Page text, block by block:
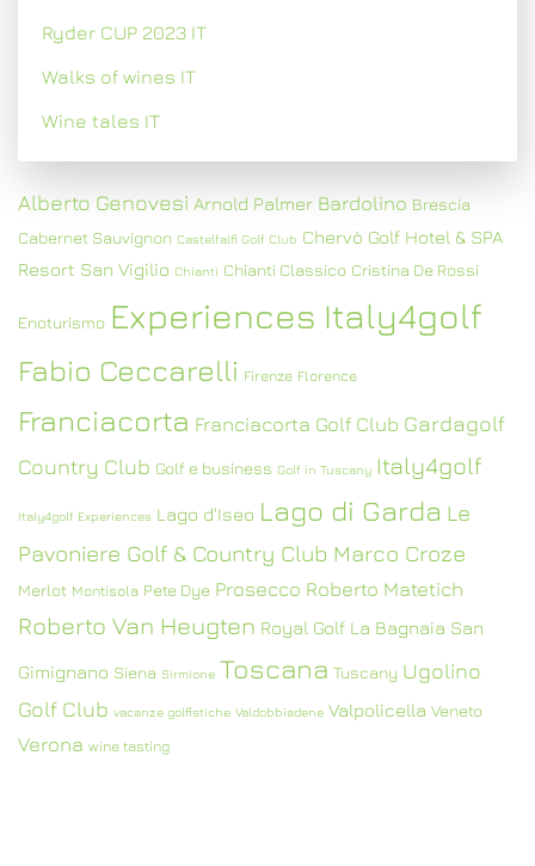
Ryder CUP 2023 IT
Walks of wines IT
Wine tales IT
Alberto Genovesi Arnold Palmer Bardolino Brescia
Cabernet Sauvignon Castelfalfi Golf Club Chervò Golf Hotel & SPA
Resort San Vigilio Chianti Chianti Classico Cristina De Rossi
Enoturismo Experiences Italy4golf
Fabio Ceccarelli Firenze Florence
Franciacorta Franciacorta Golf Club Gardagolf
Country Club Golf e business Golf in Tuscany Italy4golf
Italy4golf Experiences Lago d'Iseo Lago di Garda Le
Pavoniere Golf & Country Club Marco Croze
Merlot Montisola Pete Dye Prosecco Roberto Matetich
Roberto Van Heugten Royal Golf La Bagnaia San
Gimignano Siena Sirmione Toscana Tuscany Ugolino
Golf Club vacanze golfistiche Valdobbiadene Valpolicella Veneto
Verona wine tasting